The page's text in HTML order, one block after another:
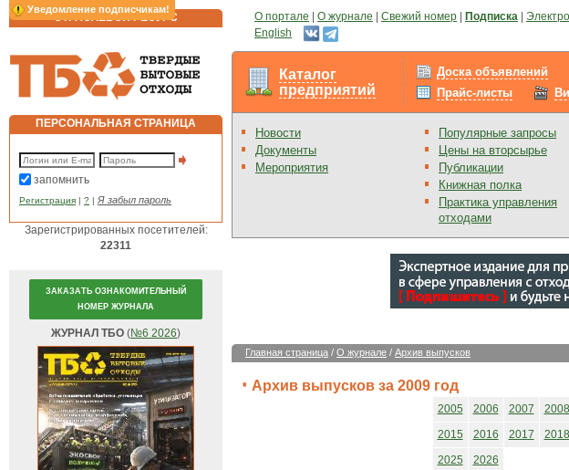
Уведомление подписчикам!
ОТРАСЛЕВОЙ РЕСУРС О портале О журнале Свежий номер Подписка
English
ПЕРСОНАЛЬНАЯ СТРАНИЦА
запомнить
Регистрация | ? | Я забыл пароль
Зарегистрированных посетителей:
22311
ЗАКАЗАТЬ ОЗНАКОМИТЕЛЬНЫЙ
НОМЕР ЖУРНАЛА
ЖУРНАЛ ТБО (№6 2026)
Каталог
предприятий
Доска объявлений
Прайс-листы
Новости
Документы
Мероприятия
Популярные запросы
Цены на вторсырье
Публикации
Книжная полка
Практика управления
отходами
Главная страница / О журнале / Архив выпусков
Архив выпусков за 2009 год
2005 2006 2007 2008
2015
2016 2017 2018
2025
2026